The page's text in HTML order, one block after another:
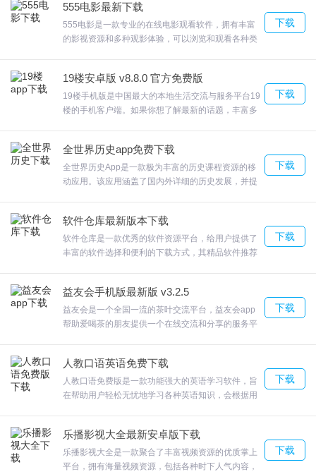
的视频播放服务。此外，网易公开课还提供了笔记、评论和问题交
流，使得学习者能够更加深入地理解课程内容。
不仅集合了全球著名名校的优质课程资源，同时也提供了丰富而创
新的原创内容。其中包括一系列特色讲座、精品系列，如历史演
得更多的收获和灵感。
软件亮点
1. 为用户提供了多端化学习。不仅可以在电脑上进行学习，还可以
片化时间里进行学习，同时也节省了用户的时间成本。
2. 支持视频下载功能，用户可以将自己感兴趣的课程视频下载到本
3.汇集了来自世界顶尖名校的课程，如斯坦福大学、哈佛大学、麻省
理工学院等。这些课程不仅具有很高的学术价值，而且对于提高用
软件评价
作为国内领先的在线教育平台之一，为你提供的课程资源丰富、质
实用的功能，并且还有超美的滤镜等你来发现，十分
好用。
555电影最新下载
555电影是一款专业的在线电影观看软件，拥有丰富
的影视资源和多种观影体验，可以浏览和观看各种类
适地欣赏影视作品，有需要的就快来下载体验吧！
下载
19楼安卓版 v8.8.0 官方免费版
19楼手机版是中国最大的本地生活交流与服务平台19
楼的手机客户端。如果你想了解最新的话题，丰富多
富的育儿达人手把手指导新手妈妈育儿；商家圈--全
城热门商家在线服务，生活电商--吃喝玩乐、爆款推
荐，欢迎来合众软件园下载体验。
下载
全世界历史app免费下载
全世界历史App是一款极为丰富的历史课程资源的移
动应用。该应用涵盖了国内外详细的历史发展，并提
户更轻松地记忆历史事件，提升文化水平及见解。全
世界历史App为用户提供了极为便捷高效的历史学习
体验。
下载
软件仓库最新版本下载
软件仓库是一款优秀的软件资源平台，给用户提供了
丰富的软件选择和便利的下载方式，其精品软件推荐
户提供了一个值得信赖的软件下载平台，非常的方便
和实用。
下载
益友会手机版最新版 v3.2.5
益友会是一个全国一流的茶叶交流平台，益友会app
帮助爱喝茶的朋友提供一个在线交流和分享的服务平
时推送。大益茶典、精选文章推荐，带你深入研习茶
道文化、了解大益。益友会app将全国的茶友聚集起
来，益友会您可以在大益商城买大益正品好茶，欢迎
下载
人教口语英语免费下载
人教口语免费版是一款功能强大的英语学习软件，旨
在帮助用户轻松无忧地学习各种英语知识，会根据用
性和效果。立即下载人教口语免费版，让英语学习变
得更加轻松、有趣！
下载
乐播影视大全最新安卓版下载
乐播影视大全是一款聚合了丰富视频资源的优质掌上
平台，拥有海量视频资源，包括各种时下人气内容，
下载